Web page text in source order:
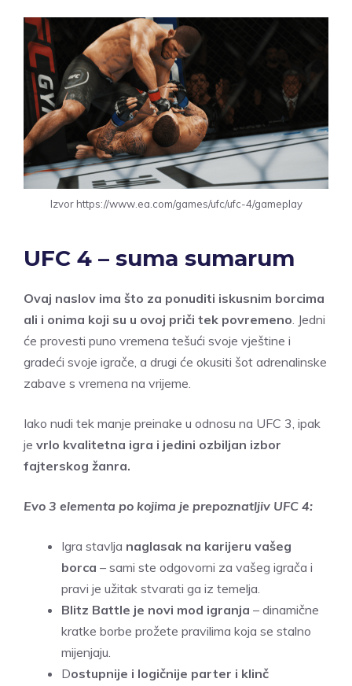
Izvor https://www.ea.com/games/ufc/ufc-4/gameplay
UFC 4 – suma sumarum
Ovaj naslov ima što za ponuditi iskusnim borcima
ali i onima koji su u ovoj priči tek povremeno. Jedni
će provesti puno vremena tešući svoje vještine i
gradeći svoje igrače, a drugi će okusiti šot adrenalinske
zabave s vremena na vrijeme.
Iako nudi tek manje preinake u odnosu na UFC 3, ipak
je vrlo kvalitetna igra i jedini ozbiljan izbor
fajterskog žanra.
Evo 3 elementa po kojima je prepoznatljiv UFC 4:
Igra stavlja naglasak na karijeru vašeg
borca – sami ste odgovorni za vašeg igrača i
pravi je užitak stvarati ga iz temelja.
Blitz Battle je novi mod igranja – dinamične
kratke borbe prožete pravilima koja se stalno
mijenjaju.
Dostupnije i logičnije parter i klinč